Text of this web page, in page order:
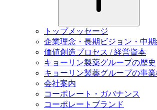
トップメッセージ
企業理念・長期ビジョン・中
価値創造プロセス / 経営資本
キョーリン製薬グループの歴史
キョーリン製薬グループの事
会社案内
コーポレート・ガバナンス
コーポレートブランド